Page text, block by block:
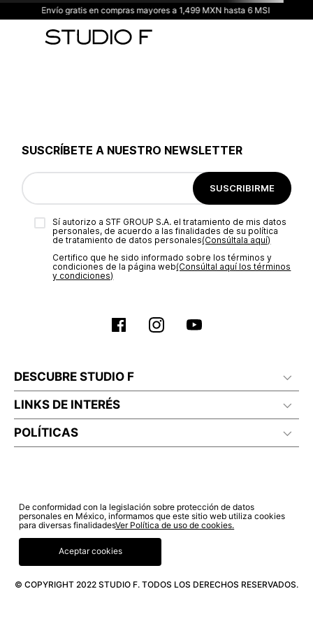
Envío gratis en compras mayores a 1,499 MXN hasta 6 MSI
SUSCRÍBETE A NUESTRO NEWSLETTER
SUSCRIBIRME
Sí autorizo a STF GROUP S.A. el tratamiento de mis datos
personales, de acuerdo a las finalidades de su política
de tratamiento de datos personales‎(Consúltala aquí)
Certifico que he sido informado sobre los términos y
condiciones de la página web‎(Consúltal aquí los términos
y condiciones)
DESCUBRE STUDIO F
LINKS DE INTERÉS
POLÍTICAS
© COPYRIGHT 2022 STUDIO F. TODOS LOS DERECHOS RESERVADOS.
De conformidad con la legislación sobre protección de datos
personales en México, informamos que este sitio web utiliza cookies
para diversas finalidadesVer Política de uso de cookies.
Aceptar cookies